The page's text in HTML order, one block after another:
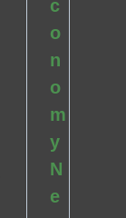
c
o
n
o
m
y
N
e